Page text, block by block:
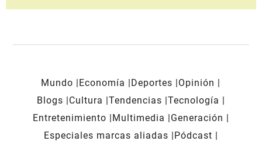
Mundo Economía Deportes
Opinión
Blogs
Cultura Tendencias Tecnología
Entretenimiento
Multimedia
Generación
Especiales marcas aliadas
Pódcast